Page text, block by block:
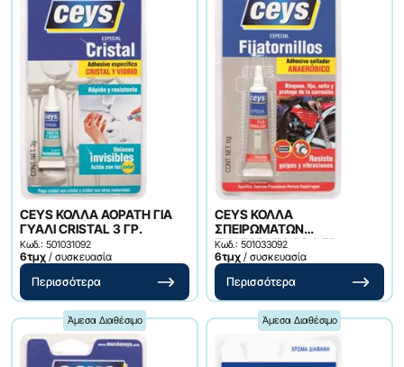
CEYS ΚΟΛΛΑ ΑΟΡΑΤΗ ΓΙΑ
ΓΥΑΛΙ CRISTAL 3 ΓΡ.
Κωδ.: 501031092
6τμχ / συσκευασία
Περισσότερα
CEYS ΚΟΛΛΑ
ΣΠΕΙΡΩΜΑΤΩΝ
FIJATORNILLOS 6 ΓΡ.
Κωδ.: 501033092
6τμχ / συσκευασία
Περισσότερα
Άμεσα Διαθέσιμο Άμεσα Διαθέσιμο